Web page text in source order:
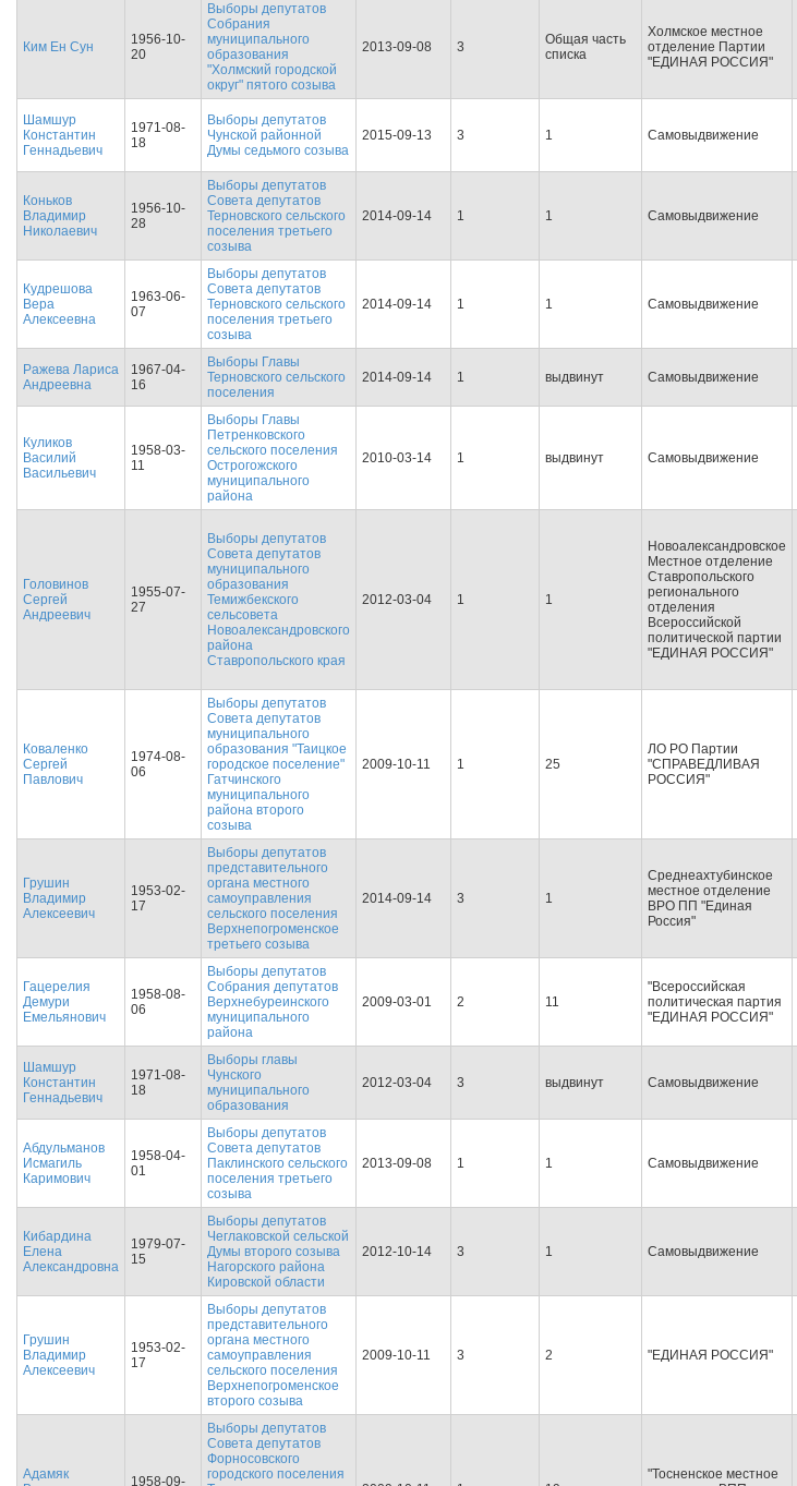
Ким Ен Сун
1956-10-
20
Выборы депутатов
Собрания
муниципального
образования
"Холмский городской
округ" пятого созыва
2013-09-08 3
Общая часть
списка
Холмское местное
отделение Партии
"ЕДИНАЯ РОССИЯ"
Шамшур
Константин
Геннадьевич
1971-08-
18
Выборы депутатов
Чунской районной
Думы седьмого созыва
2015-09-13 3 1 Самовыдвижение
Коньков
Владимир
Николаевич
1956-10-
28
Выборы депутатов
Совета депутатов
Терновского сельского
поселения третьего
созыва
2014-09-14 1 1 Самовыдвижение
Кудрешова
Вера
Алексеевна
1963-06-
07
Выборы депутатов
Совета депутатов
Терновского сельского
поселения третьего
созыва
2014-09-14 1 1 Самовыдвижение
Ражева Лариса
Андреевна
1967-04-
16
Выборы Главы
Терновского сельского
поселения
2014-09-14 1 выдвинут Самовыдвижение
Куликов
Василий
Васильевич
1958-03-
11
Выборы Главы
Петренковского
сельского поселения
Острогожского
муниципального
района
2010-03-14 1 выдвинут Самовыдвижение
Головинов
Сергей
Андреевич
1955-07-
27
Выборы депутатов
Совета депутатов
муниципального
образования
Темижбекского
сельсовета
Новоалександровского
района
Ставропольского края
2012-03-04 1 1
Новоалександровское
Местное отделение
Ставропольского
регионального
отделения
Всероссийской
политической партии
"ЕДИНАЯ РОССИЯ"
Коваленко
Сергей
Павлович
1974-08-
06
Выборы депутатов
Совета депутатов
муниципального
образования "Таицкое
городское поселение"
Гатчинского
муниципального
района второго
созыва
2009-10-11 1 25
ЛО РО Партии
"СПРАВЕДЛИВАЯ
РОССИЯ"
Грушин
Владимир
Алексеевич
1953-02-
17
Выборы депутатов
представительного
органа местного
самоуправления
сельского поселения
Верхнепогроменское
третьего созыва
2014-09-14 3 1
Среднеахтубинское
местное отделение
ВРО ПП "Единая
Россия"
Гацерелия
Демури
Емельянович
1958-08-
06
Выборы депутатов
Собрания депутатов
Верхнебуреинского
муниципального
района
2009-03-01 2 11
"Всероссийская
политическая партия
"ЕДИНАЯ РОССИЯ"
Шамшур
Константин
Геннадьевич
1971-08-
18
Выборы главы
Чунского
муниципального
образования
2012-03-04 3 выдвинут Самовыдвижение
Абдульманов
Исмагиль
Каримович
1958-04-
01
Выборы депутатов
Совета депутатов
Паклинского сельского
поселения третьего
созыва
2013-09-08 1 1 Самовыдвижение
Кибардина
Елена
Александровна
1979-07-
15
Выборы депутатов
Чеглаковской сельской
Думы второго созыва
Нагорского района
Кировской области
2012-10-14 3 1 Самовыдвижение
Грушин
Владимир
Алексеевич
1953-02-
17
Выборы депутатов
представительного
органа местного
самоуправления
сельского поселения
Верхнепогроменское
второго созыва
2009-10-11 3 2 "ЕДИНАЯ РОССИЯ"
Адамяк
1958-09-
Выборы депутатов
Совета депутатов
Форносовского
городского поселения
"Тосненское местное